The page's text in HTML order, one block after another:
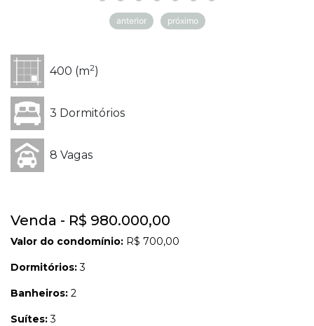
anterior próximo
400 (m2)
3 Dormitórios
8 Vagas
Venda - R$ 980.000,00
Valor do condomínio: R$ 700,00
Dormitórios:3
Banheiros: 2
Suítes:3